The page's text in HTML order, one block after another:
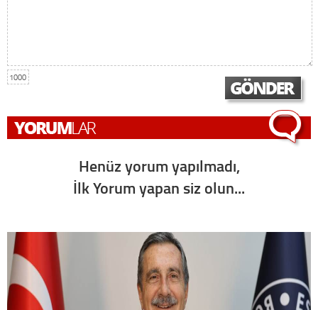
1000
Henüz yorum yapılmadı,
İlk Yorum yapan siz olun...